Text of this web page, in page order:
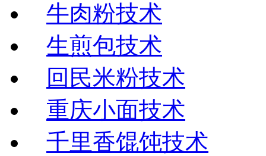
牛肉粉技术
生煎包技术
回民米粉技术
重庆小面技术
千里香馄饨技术